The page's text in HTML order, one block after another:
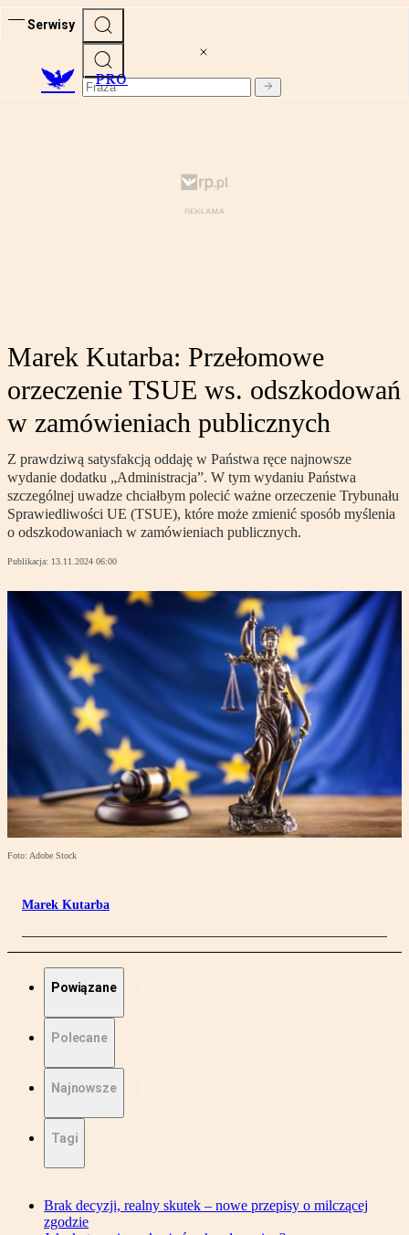
Serwisy
PRO
Marek Kutarba: Przełomowe
orzeczenie TSUE ws. odszkodowań
w zamówieniach publicznych
Z prawdziwą satysfakcją oddaję w Państwa ręce najnowsze
wydanie dodatku „Administracja”. W tym wydaniu Państwa
szczególnej uwadze chciałbym polecić ważne orzeczenie Trybunału
Sprawiedliwości UE (TSUE), które może zmienić sposób myślenia
o odszkodowaniach w zamówieniach publicznych.
Publikacja: 13.11.2024 06:00
Foto: Adobe Stock
Marek Kutarba
Powiązane
Polecane
Najnowsze
Tagi
Brak decyzji, realny skutek – nowe przepisy o milczącej
zgodzie